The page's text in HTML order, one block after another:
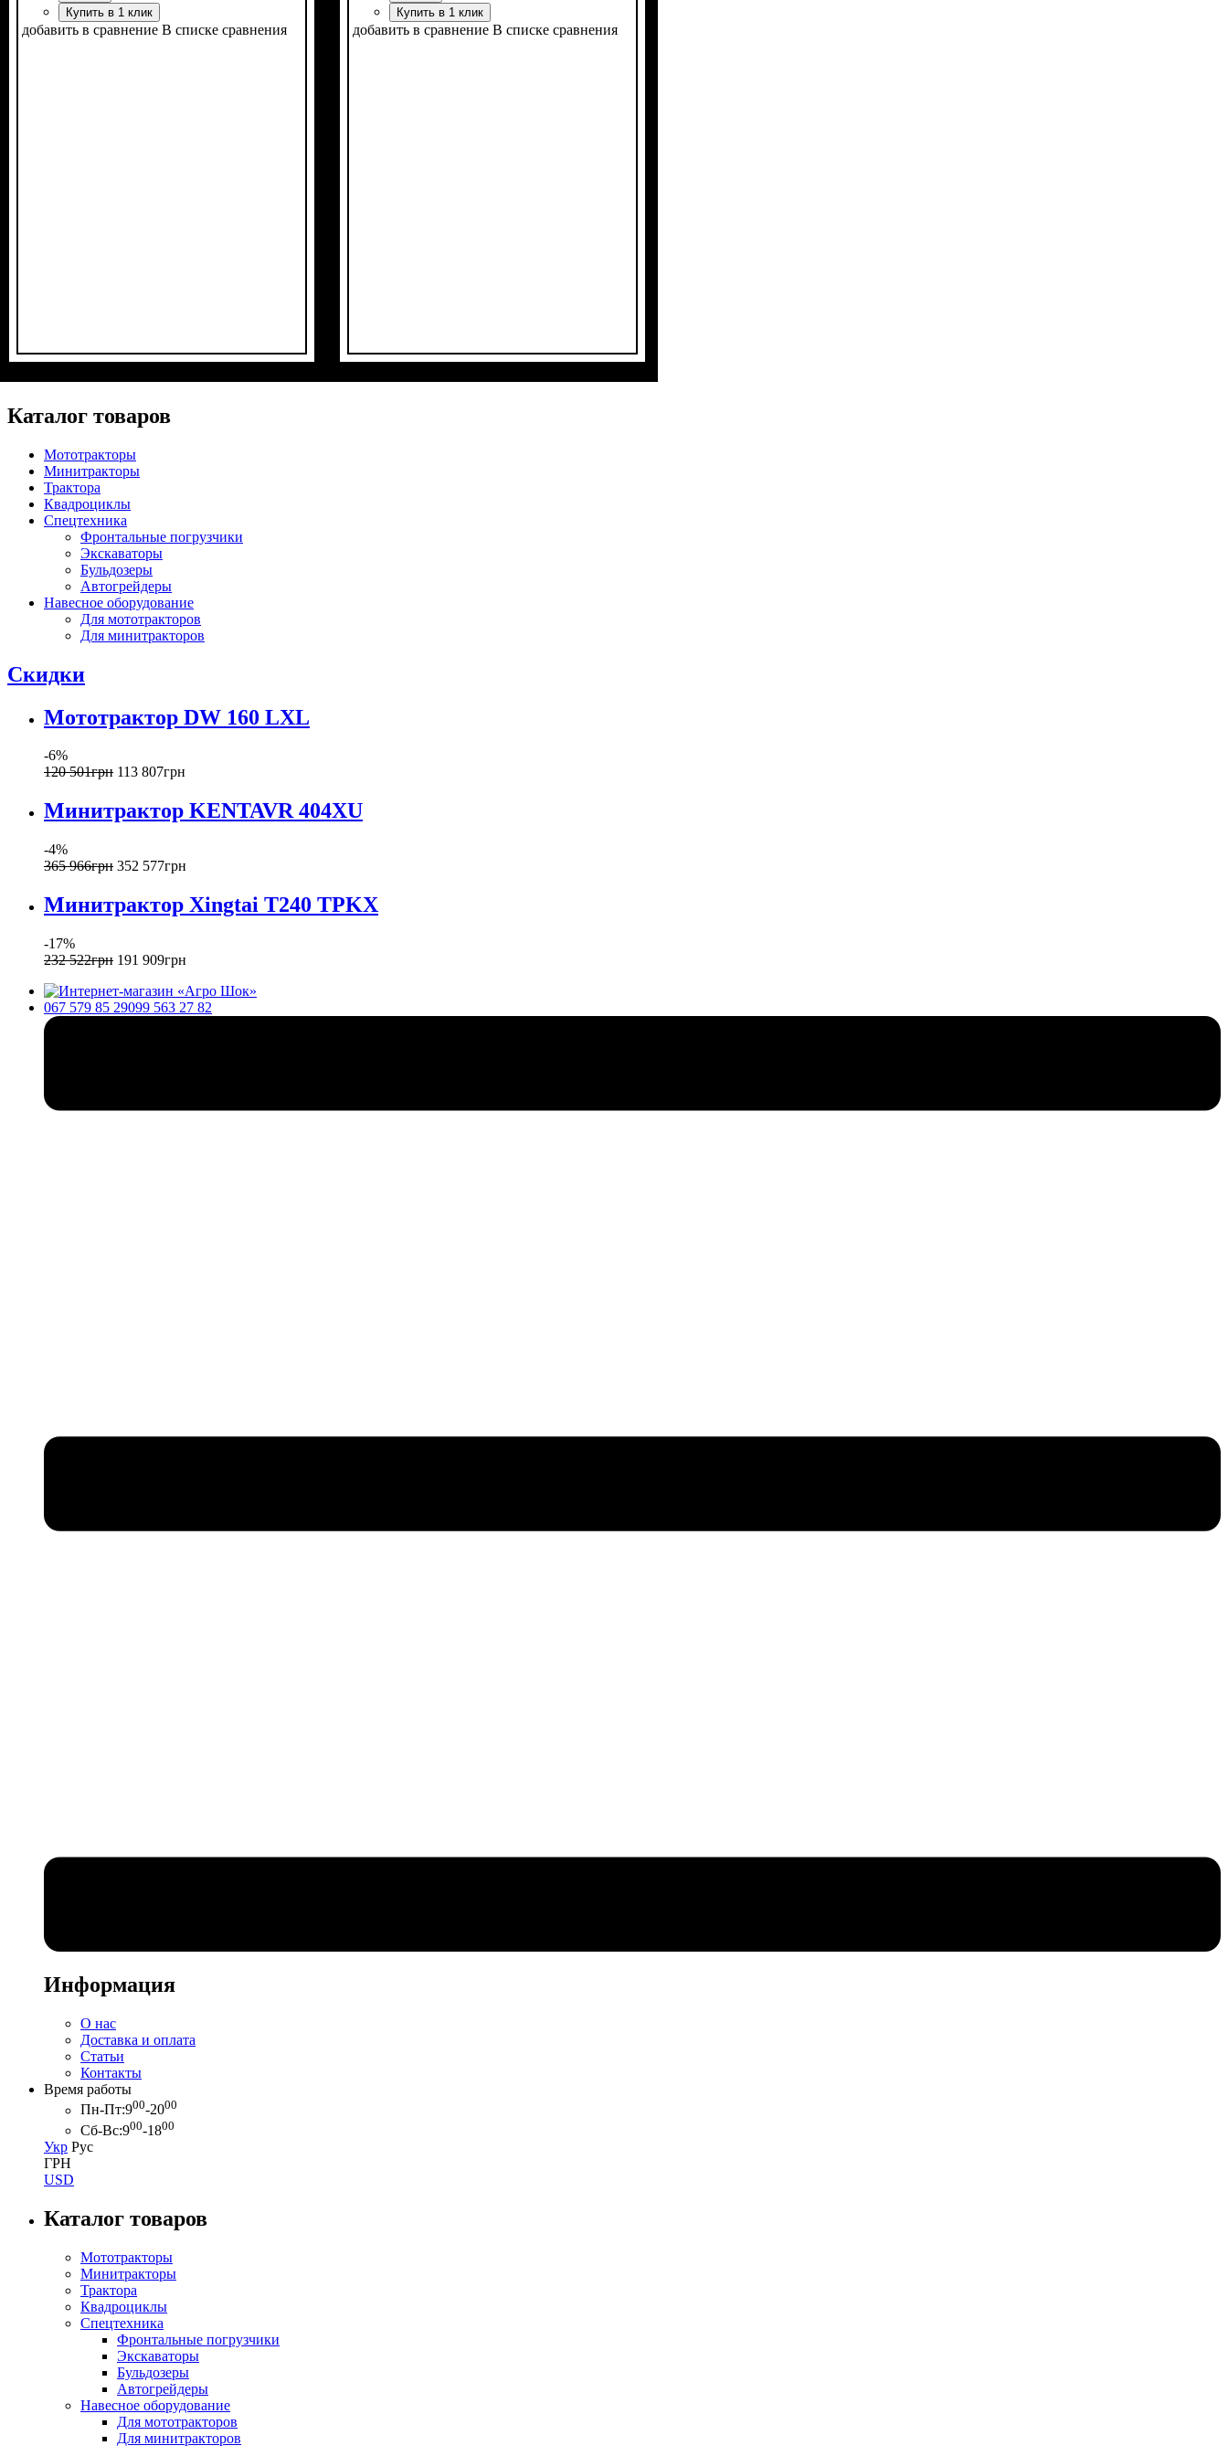
Купить в 1 клик
добавить в сравнение В списке сравнения
Купить в 1 клик
добавить в сравнение В списке сравнения
Каталог товаров
Мототракторы
Минитракторы
Трактора
Квадроциклы
Спецтехника
Фронтальные погрузчики
Экскаваторы
Бульдозеры
Автогрейдеры
Навесное оборудование
Для мототракторов
Для минитракторов
Скидки
Мототрактор DW 160 LXL
-6%
120 501грн 113 807грн
Минитрактор KENTAVR 404XU
-4%
365 966грн 352 577грн
Минитрактор Xingtai T240 TPKX
-17%
232 522грн 191 909грн
067 579 85 29099 563 27 82
Информация
О нас
Доставка и оплата
Статьи
Контакты
Время работы
Пн-Пт:900-2000
Сб-Вс:900-1800
Укр Рус
ГРН
USD
Каталог товаров
Мототракторы
Минитракторы
Трактора
Квадроциклы
Спецтехника
Фронтальные погрузчики
Экскаваторы
Бульдозеры
Автогрейдеры
Навесное оборудование
Для мототракторов
Для минитракторов